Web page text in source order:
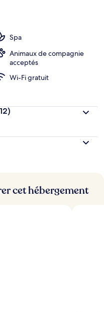
Spa
Animaux de compagnie
acceptés
Wi-Fi gratuit
cet hébergement